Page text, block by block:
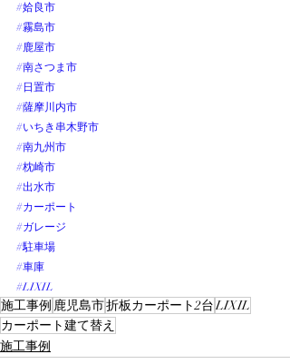
#姶良市
#霧島市
#鹿屋市
#南さつま市
#日置市
#薩摩川内市
#いちき串木野市
#南九州市
#枕崎市
#出水市
#カーポート
#ガレージ
#駐車場
#車庫
#LIXIL
施工事例 鹿児島市折板カーポート2台LIXIL
カーポート建て替え
施工事例